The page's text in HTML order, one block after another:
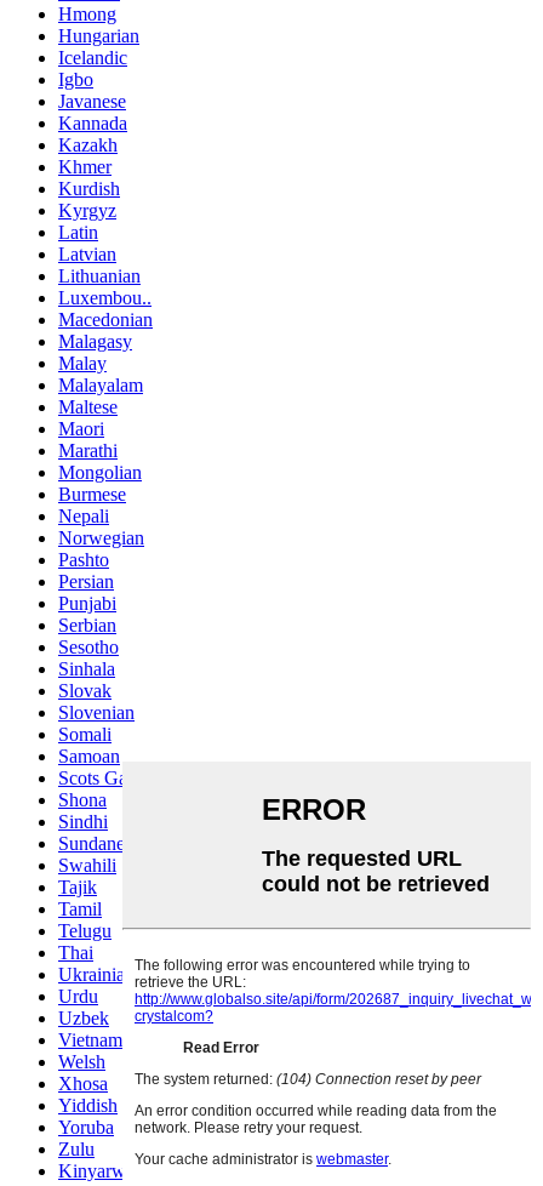
Hmong
Hungarian
Icelandic
Igbo
Javanese
Kannada
Kazakh
Khmer
Kurdish
Kyrgyz
Latin
Latvian
Lithuanian
Luxembou..
Macedonian
Malagasy
Malay
Malayalam
Maltese
Maori
Marathi
Mongolian
Burmese
Nepali
Norwegian
Pashto
Persian
Punjabi
Serbian
Sesotho
Sinhala
Slovak
Slovenian
Somali
Samoan
Scots Gaelic
Shona
Sindhi
Sundanese
Swahili
Tajik
Tamil
Telugu
Thai
Ukrainian
Urdu
Uzbek
Vietnamese
Welsh
Xhosa
Yiddish
Yoruba
Zulu
Kinyarwanda